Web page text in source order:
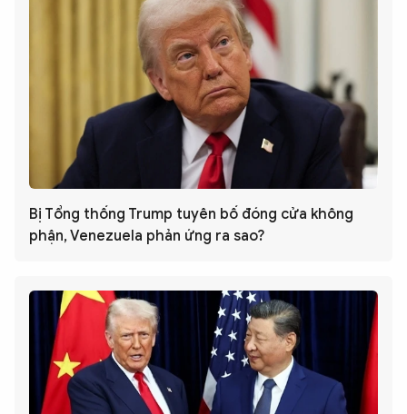
Bị Tổng thống Trump tuyên bố đóng cửa không
phận, Venezuela phản ứng ra sao?